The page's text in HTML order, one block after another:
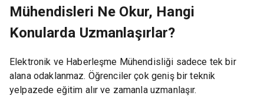
Mühendisleri Ne Okur, Hangi
Konularda Uzmanlaşırlar?
Elektronik ve Haberleşme Mühendisliği sadece tek bir
alana odaklanmaz. Öğrenciler çok geniş bir teknik
yelpazede eğitim alır ve zamanla uzmanlaşır.